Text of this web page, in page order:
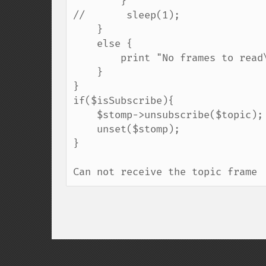
//       sleep(1);
}
if($isSubscribe){
}
Can not receive the topic frame